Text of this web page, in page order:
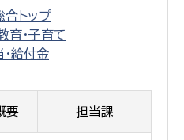
合トップ
育・子育て
・給付金
要 担当課